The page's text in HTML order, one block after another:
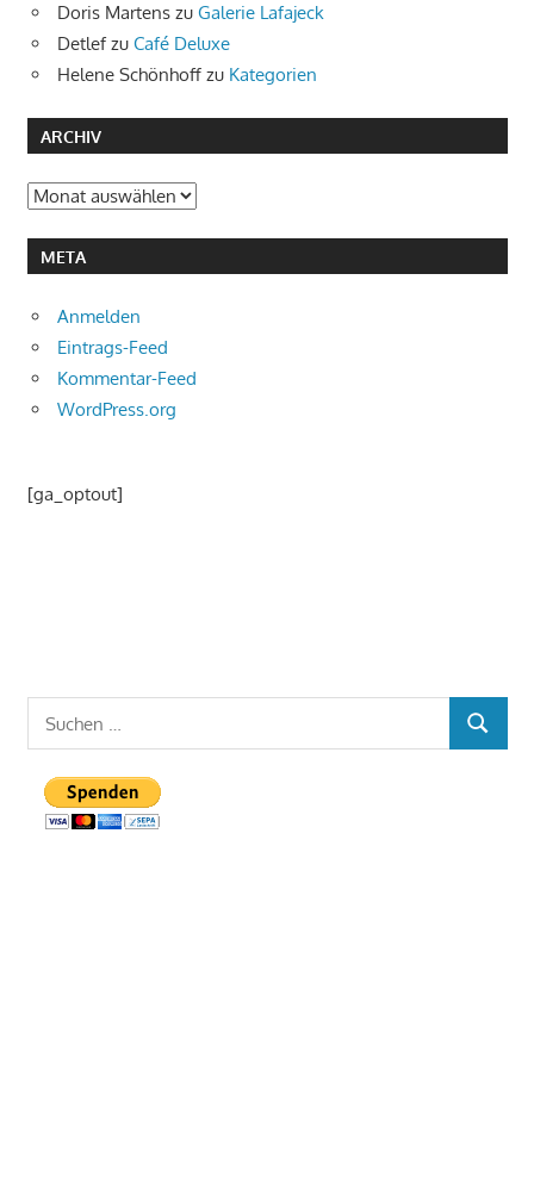
Doris Martens zu Galerie Lafajeck
Detlefzu Café Deluxe
Helene Schönhoff zu Kategorien
ARCHIV
Archiv
META
Anmelden
Eintrags-Feed
Kommentar-Feed
WordPress.org
[ga_optout]
SUCHEN